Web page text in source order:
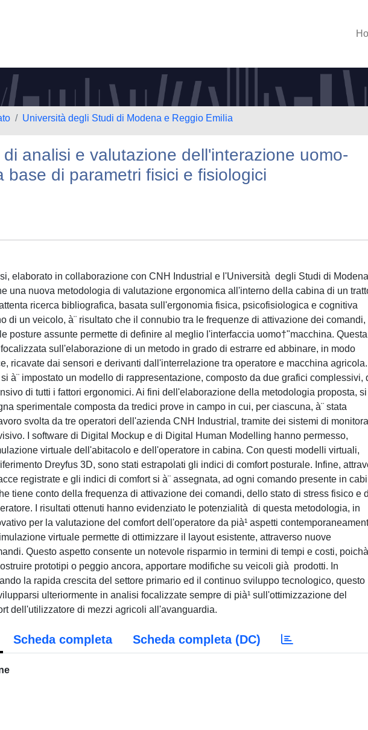
Università degli Studi di Modena e Reggio Emilia
analisi e valutazione dell'interazione uomo-
base di parametri fisici e fisiologici
elaborato in collaborazione con CNH Industrial e l'Università degli Studi di
una nuova metodologia di valutazione ergonomica all'interno della cabina di un
ricerca bibliografica, basata sull'ergonomia fisica, psicofisiologica e cognitiva
di un veicolo, à¨ risultato che il connubio tra le frequenze di attivazione dei comandi,
posture assunte permette di definire al meglio l'interfaccia uomo†"macchina. Questa
sull'elaborazione di un metodo in grado di estrarre ed abbinare, in modo
ricavate dai sensori e derivanti dall'interrelazione tra operatore e macchina
à¨ impostato un modello di rappresentazione, composto da due grafici complessivi,
di tutti i fattori ergonomici. Ai fini dell'elaborazione della metodologia proposta, si
sperimentale composta da tredici prove in campo in cui, per ciascuna, à¨ stata
svolta da tre operatori dell'azienda CNH Industrial, tramite dei sistemi di
I software di Digital Mockup e di Digital Human Modelling hanno permesso,
virtuale dell'abitacolo e dell'operatore in cabina. Con questi modelli virtuali,
Dreyfus 3D, sono stati estrapolati gli indici di comfort posturale. Infine,
registrate e gli indici di comfort si à¨ assegnata, ad ogni comando presente in
tiene conto della frequenza di attivazione dei comandi, dello stato di stress fisico e
I risultati ottenuti hanno evidenziato le potenzialità di questa metodologia, in
per la valutazione del comfort dell'operatore da pià¹ aspetti
virtuale permette di ottimizzare il layout esistente, attraverso nuove
Questo aspetto consente un notevole risparmio in termini di tempi e costi,
prototipi o peggio ancora, apportare modifiche su veicoli già prodotti. In
la rapida crescita del settore primario ed il continuo sviluppo tecnologico, questo
ulteriormente in analisi focalizzate sempre di pià¹ sull'ottimizzazione del
dell'utilizzatore di mezzi agricoli all'avanguardia.
Scheda completa Scheda completa (DC)